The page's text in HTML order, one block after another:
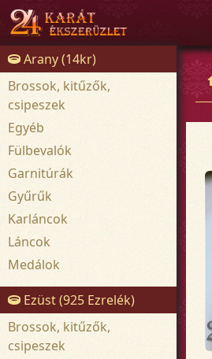
Arany (14kr)
Brossok, kitűzők,
csipeszek
Egyéb
Fülbevalók
Garnitúrák
Gyűrűk
Karláncok
Láncok
Medálok
Ezüst (925 Ezrelék)
Brossok, kitűzők,
csipeszek